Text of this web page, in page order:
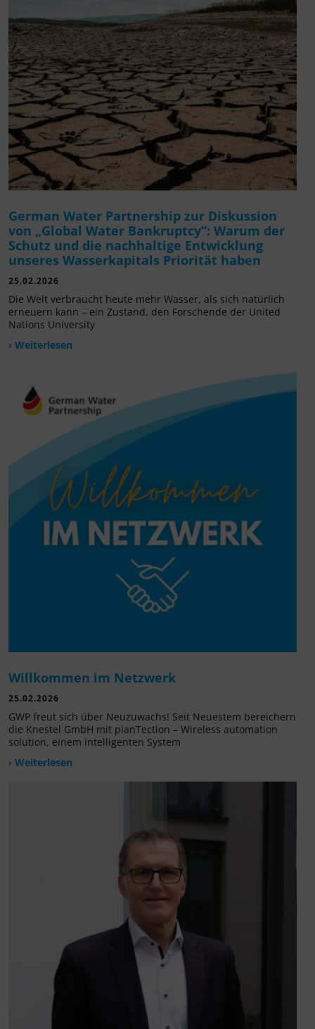
German Water Partnership zur Diskussion
von „Global Water Bankruptcy“: Warum der
Schutz und die nachhaltige Entwicklung
unseres Wasserkapitals Priorität haben
25.02.2026
Die Welt verbraucht heute mehr Wasser, als sich natürlich
erneuern kann – ein Zustand, den Forschende der United
Nations University
› Weiterlesen
Willkommen im Netzwerk
25.02.2026
GWP freut sich über Neuzuwachs! Seit Neuestem bereichern
die Knestel GmbH mit planTection – Wireless automation
solution, einem intelligenten System
› Weiterlesen